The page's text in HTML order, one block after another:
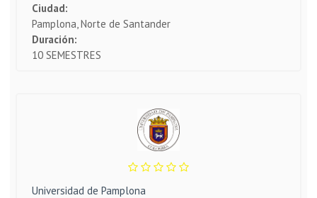
Ciudad:
Pamplona, Norte de Santander
Duración:
10 SEMESTRES
Universidad de Pamplona